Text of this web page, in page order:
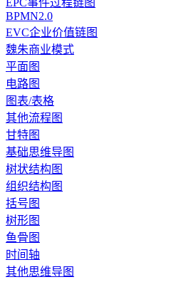
EPC事件过程链图
BPMN2.0
EVC企业价值链图
魏朱商业模式
平面图
电路图
图表/表格
其他流程图
甘特图
基础思维导图
树状结构图
组织结构图
括号图
树形图
鱼骨图
时间轴
其他思维导图